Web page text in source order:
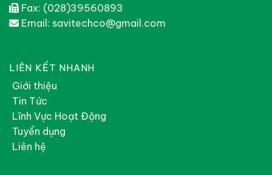
Fax: (028)39560893
Email: savitechco@gmail.com
LIÊN KẾT NHANH
Giới thiệu
Tin Tức
Lĩnh Vực Hoạt Động
Tuyển dụng
Liên hệ